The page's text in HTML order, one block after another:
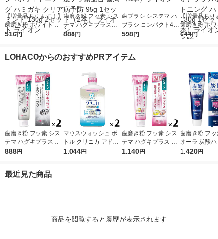
【増量品あります！】
歯磨き粉 ホワイトニ
ング クリニカアドバ
ミント 130g 2セット
516円
歯磨き粉 フッ素 シス
テマ ハグキプラスW
ホワイトニング ハミ
セット（2本） ライオ
888円
歯ブラシ システマ ハ
ブラシ コンパクト4列
ふつう 歯周病ケア 1
598円
【増量品あり
歯磨き粉 ホワ
ング フッ素
644円
LOHACOからのおすすめPRアイテム
歯磨き粉 フッ素 シス
テマ ハグキプラスW
ホワイトニング ハミ
セット（2本） ライオ
888円
マウスウォッシュ ボ
トル クリニカ アドバ
ンテージ デンタルリ
1,044円
歯磨き粉 フッ素 シス
テマ ハグキプラス ハ
ミガキ 組織修復成分
1,140円
歯磨き粉 フッ
オーラ 炭酸
95g クリスタ
1,420円
最近見た商品
商品を閲覧すると履歴が表示されます